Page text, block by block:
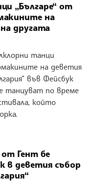
„Българе“ от
на
другата
танци
на деветия
във Фейсбук
танцуват по време
който
от Гент бе
в деветия събор